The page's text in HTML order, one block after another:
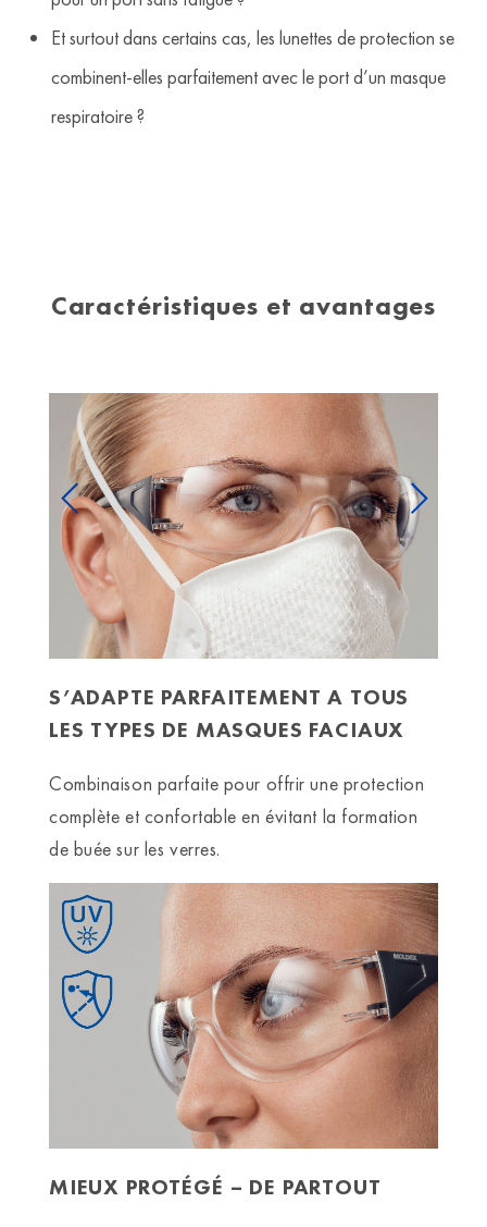
Et surtout dans certains cas, les lunettes de protection se
combinent-elles parfaitement avec le port d’un masque
respiratoire ?
Caractéristiques et avantages
S’ADAPTE PARFAITEMENT A TOUS
LES TYPES DE MASQUES FACIAUX
Combinaison parfaite pour offrir une protection
complète et confortable en évitant la formation
de buée sur les verres.
MIEUX PROTÉGÉ – DE PARTOUT
Previous Next